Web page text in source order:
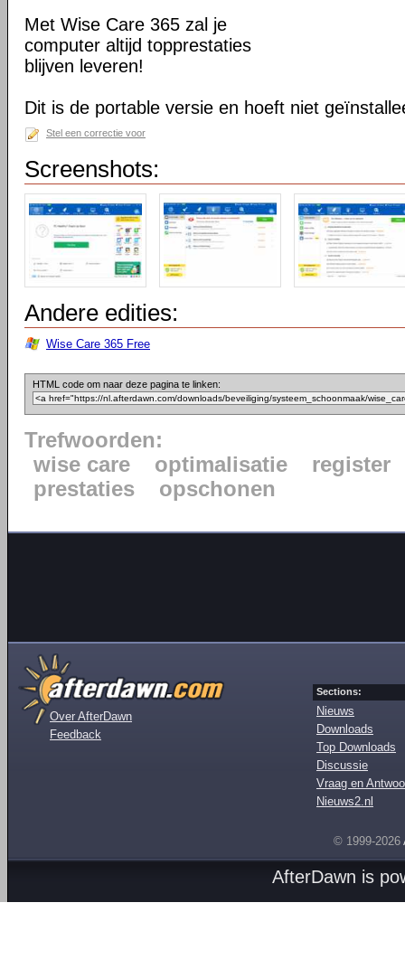
Met Wise Care 365 zal je
computer altijd topprestaties
blijven leveren!
Dit is de portable versie en hoeft niet
Stel een correctie voor
Screenshots:
Andere edities:
Wise Care 365 Free
HTML code om naar deze pagina te linken:
Trefwoorden:
wise care
optimalisatie
register
prestaties
opschonen
Over AfterDawn
Feedback
Sections:
Nieuws
Downloads
Top Downloads
Discussie
Vraag en
Nieuws2.nl
© 1999-2026
AfterDawn is